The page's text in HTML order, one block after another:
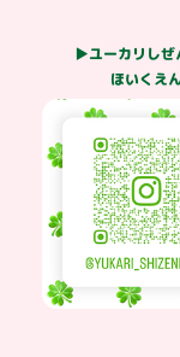
▶ユーカリしぜ
ほいくえ